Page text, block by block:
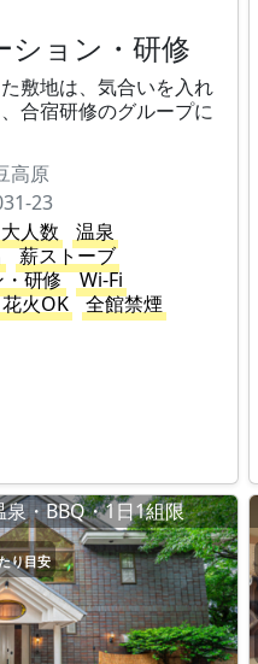
ション・研修
敷地は、気合いを入れ
合宿研修のグループに
高原
23
大人数
温泉
薪ストーブ
研修
Wi-Fi
花火OK 全館禁煙
・BBQ・1日1組限
り目安